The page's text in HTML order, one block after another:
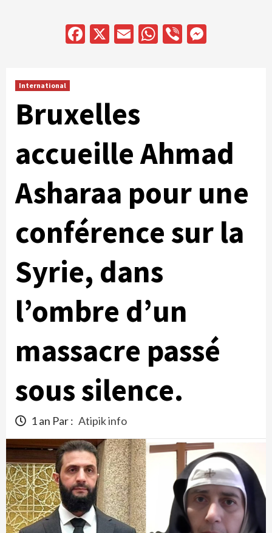
Facebook
X EmailWhatsApp
Viber
International
Bruxelles
accueille Ahmad
Asharaa pour une
conférence sur la
Syrie, dans
l’ombre d’un
massacre passé
sous silence.
1 an Par : Atipik info